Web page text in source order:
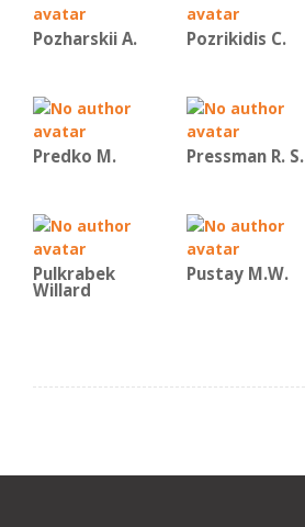
Pozharskii A. Pozrikidis C.
Predko Μ. Pressman R. S.
Pulkrabek
Willard
Pustay M.W.